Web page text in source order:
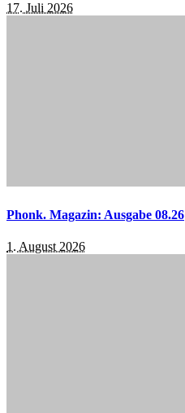
17. Juli 2026
Phonk. Magazin: Ausgabe 08.26
1. August 2026